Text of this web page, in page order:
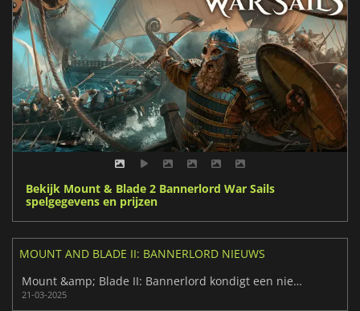
Bekijk Mount & Blade 2 Bannerlord War Sails
spelgegevens en prijzen
MOUNT AND BLADE II: BANNERLORD NIEUWS
Mount &amp; Blade II: Bannerlord kondigt een nieuwe uitbreiding aan
21-03-2025